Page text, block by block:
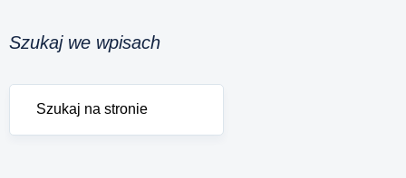
Szukaj we wpisach